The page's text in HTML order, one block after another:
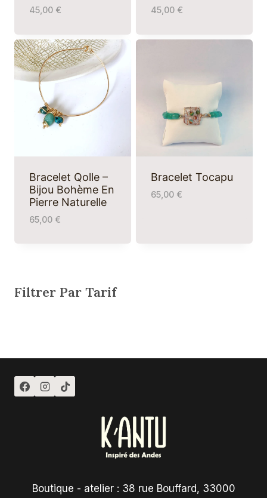
45,00 € 45,00 €
Bracelet Qolle –
Bijou Bohème En
Pierre Naturelle
65,00 €
Bracelet Tocapu
65,00 €
Filtrer Par Tarif
Boutique - atelier : 38 rue Bouffard, 33000